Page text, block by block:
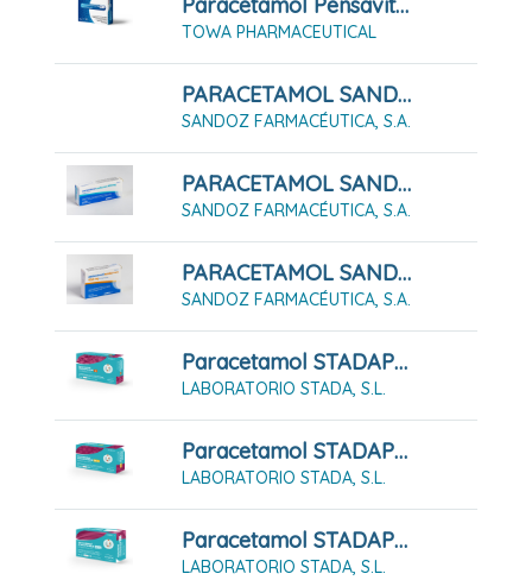
Paracetamol Pensavital 650 Mg Comprimidos EFG; 20 Comprimidos
TOWA PHARMACEUTICAL
PARACETAMOL SANDOZ CARE 1 G COMPRIMIDOS
SANDOZ FARMACÉUTICA, S.A.
PARACETAMOL SANDOZ CARE 500 MG COMPRIMIDOS
SANDOZ FARMACÉUTICA, S.A.
PARACETAMOL SANDOZ CARE 650 MG COMPRIMIDOS
SANDOZ FARMACÉUTICA, S.A.
Paracetamol STADAPHARM 1 G 10 Comprimidos EFG
LABORATORIO STADA, S.L.
Paracetamol STADAPHARM 500mg 20 Comprimidos EFG
LABORATORIO STADA, S.L.
Paracetamol STADAPHARM 650 Mg 20 Comprimidos EFG
LABORATORIO STADA, S.L.